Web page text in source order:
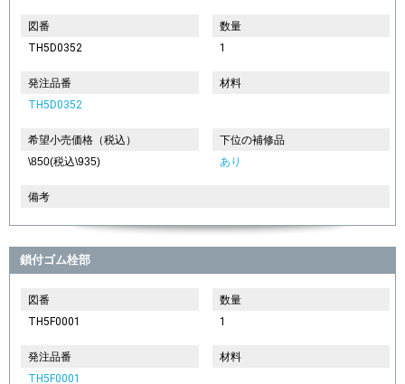
図番
TH5D0352
数量
1
発注品番
TH5D0352
材料
希望小売価格（税込）
\850(税込\935)
下位の補修品
あり
備考
鎖付ゴム栓部
図番
TH5F0001
数量
1
発注品番
TH5F0001
材料